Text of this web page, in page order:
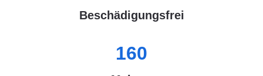
Beschädigungsfrei
160